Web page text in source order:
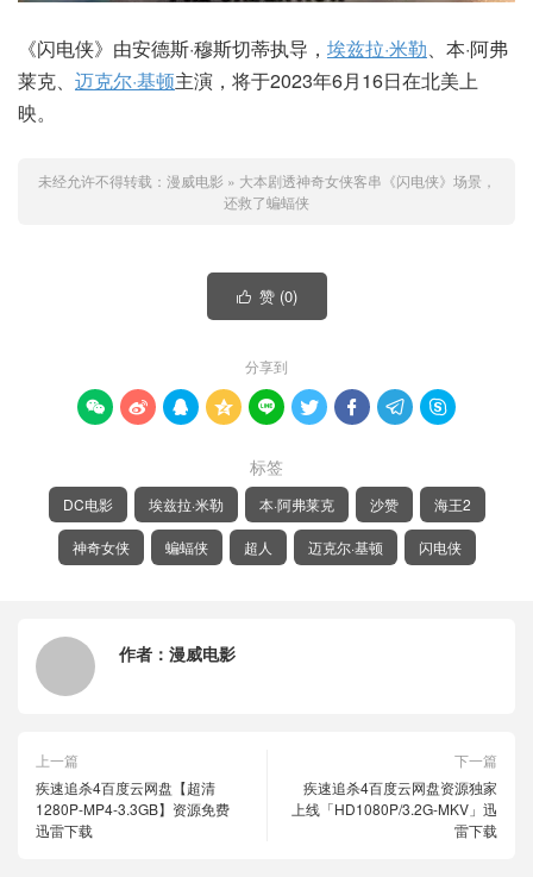
《闪电侠》由安德斯·穆斯切蒂执导， 埃兹拉·米勒、本·阿弗
莱克、 迈克尔·基顿主演，将于2023年6月16日在北美上
映。
未经允许不得转载： 漫威电影 » 大本剧透神奇女侠客串《闪电侠》场景，
还救了蝙蝠侠
 赞 (0)
分享到
        
标签
DC电影 埃兹拉·米勒 本·阿弗莱克 沙赞 海王2
神奇女侠 蝙蝠侠 超人 迈克尔·基顿 闪电侠
作者： 漫威电影
上一篇
疾速追杀4百度云网盘【超清
1280P-MP4-3.3GB】资源免费
迅雷下载
下一篇
疾速追杀4百度云网盘资源独家
上线「HD1080P/3.2G-MKV」迅
雷下载